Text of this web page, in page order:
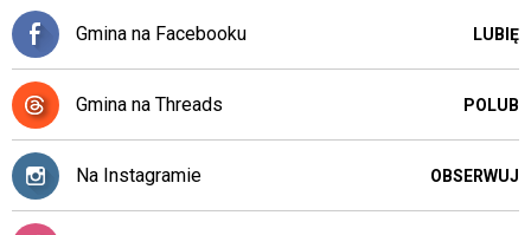
Gmina na Facebooku LUBIĘ
Gmina na Threads POLUB
Na Instagramie OBSERWUJ